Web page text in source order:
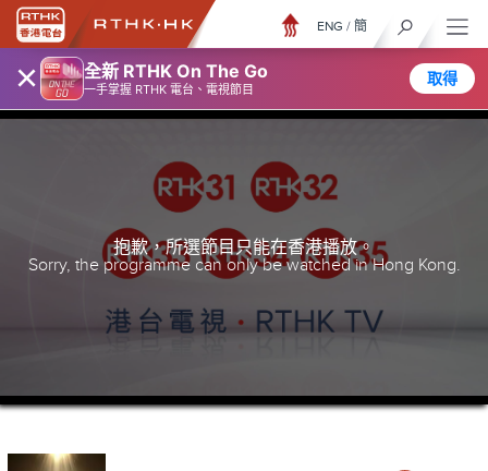
× 全新 RTHK On The Go
一手掌握 RTHK 電台、電視節目
取得
ENG / 簡
抱歉，所選節目只能在香港播放。
Sorry, the programme can only be watched in Hong Kong.